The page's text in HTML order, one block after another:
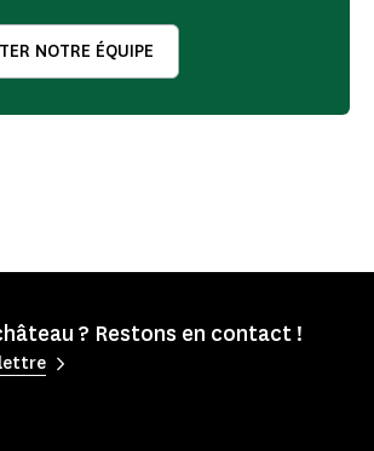
NOTRE ÉQUIPE
? Restons en contact !